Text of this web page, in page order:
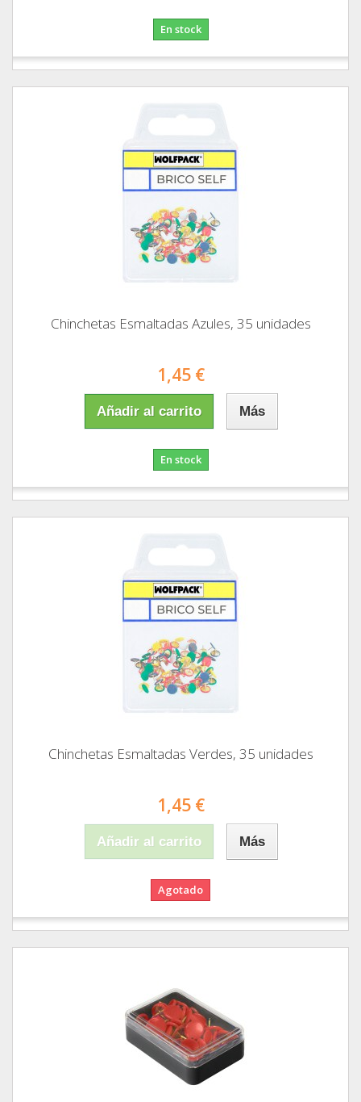
En stock
Chinchetas Esmaltadas Azules, 35 unidades
1,45 €
Añadir al carrito Más
En stock
Chinchetas Esmaltadas Verdes, 35 unidades
1,45 €
Añadir al carrito Más
Agotado